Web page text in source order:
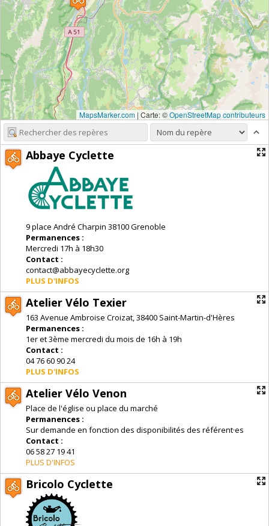
MapsMarker.com | Carte: ©OpenStreetMap contributeurs
Abbaye Cyclette
9 place André Charpin 38100 Grenoble
Permanences :
Mercredi 17h à 18h30
Contact :
contact@abbayecyclette.org
PLUS D'INFOS
Atelier Vélo Texier
163 Avenue Ambroise Croizat, 38400 Saint-Martin-d'Hères
Permanences :
1er et 3ème mercredi du mois de 16h à 19h
Contact :
04 76 60 90 24
PLUS D'INFOS
Atelier Vélo Venon
Place de l'église ou place du marché
Permanences :
Sur demande en fonction des disponibilités des référent·es
Contact :
06 58 27 19 41
PLUS D'INFOS
Bricolo Cyclette